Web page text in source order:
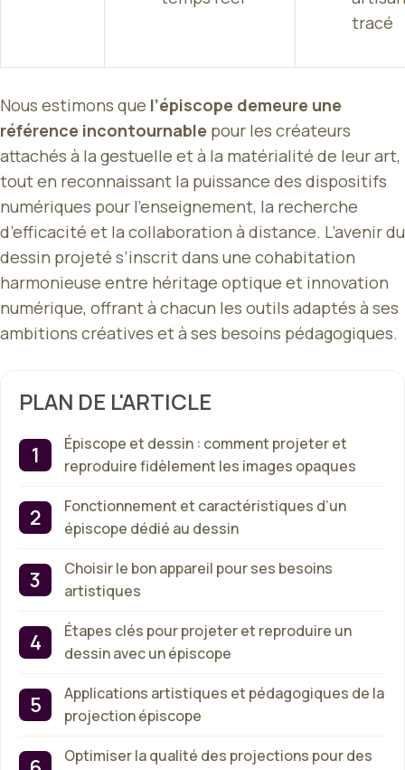
tracé
Nous estimons que l’épiscope demeure une
référence incontournable pour les créateurs
attachés à la gestuelle et à la matérialité de leur art,
tout en reconnaissant la puissance des dispositifs
numériques pour l’enseignement, la recherche
d’efficacité et la collaboration à distance. L’avenir du
dessin projeté s’inscrit dans une cohabitation
harmonieuse entre héritage optique et innovation
numérique, offrant à chacun les outils adaptés à ses
ambitions créatives et à ses besoins pédagogiques.
PLAN DE L'ARTICLE
Épiscope et dessin : comment projeter et
reproduire fidèlement les images opaques
Fonctionnement et caractéristiques d’un
épiscope dédié au dessin
Choisir le bon appareil pour ses besoins
artistiques
Étapes clés pour projeter et reproduire un
dessin avec un épiscope
Applications artistiques et pédagogiques de la
projection épiscope
Optimiser la qualité des projections pour des